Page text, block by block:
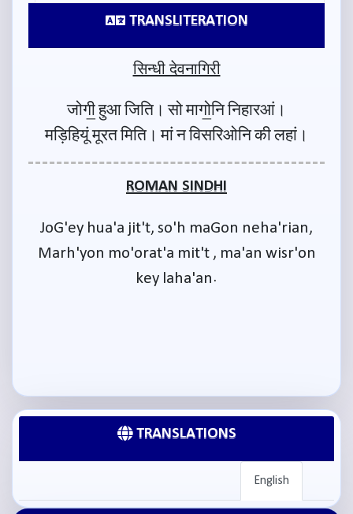
TRANSLITERATION
सिन्धी देवनागिरी
जोगी॒ हुआ जिति। सो मागो॒नि निहारआं।
मड़िहियूं मूरत मिति। मां न विसरिओनि की लहां।
ROMAN SINDHI
JoG'ey hua'a jit't, so'h maGon neha'rian,
Marh'yon mo'orat'a mit't , ma'an wisr'on
key laha'an.
TRANSLATIONS
English